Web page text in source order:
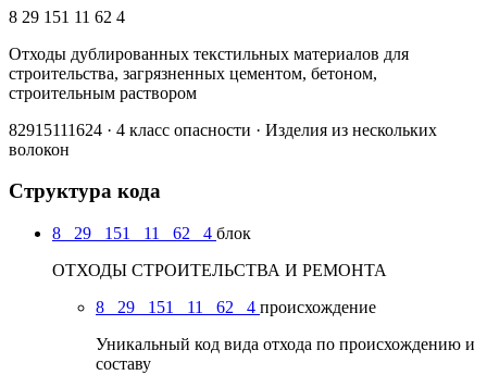
8 29 151 11 62 4
Отходы дублированных текстильных материалов для
строительства, загрязненных цементом, бетоном,
строительным раствором
82915111624 · 4 класс опасности · Изделия из нескольких
волокон
Структура кода
8 29 151 11 62 4 блок
ОТХОДЫ СТРОИТЕЛЬСТВА И РЕМОНТА
8
29 151 11 62 4 происхождение
Уникальный код вида отхода по происхождению и
составу